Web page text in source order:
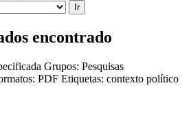
Ir
encontrado
Grupos: Pesquisas
PDF Etiquetas: contexto político